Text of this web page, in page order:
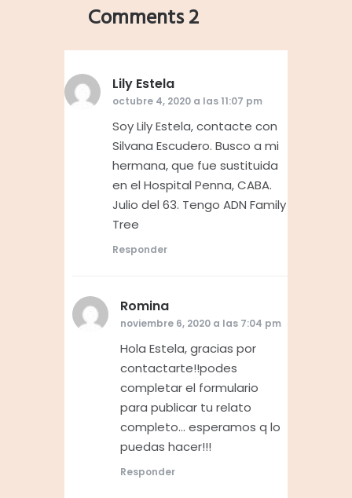
Comments 2
Lily Estela
octubre 4, 2020 a las 11:07 pm
Soy Lily Estela, contacte con
Silvana Escudero. Busco a mi
hermana, que fue sustituida
en el Hospital Penna, CABA.
Julio del 63. Tengo ADN Family
Tree
Responder
Romina
noviembre 6, 2020 a las 7:04 pm
Hola Estela, gracias por
contactarte!!podes
completar el formulario
para publicar tu relato
completo… esperamos q lo
puedas hacer!!!
Responder